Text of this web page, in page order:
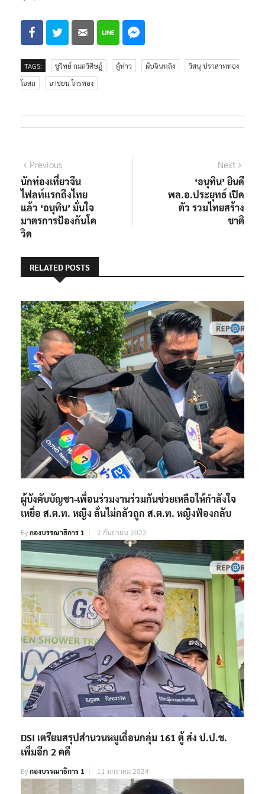
TAGS: ชูวิทย์ กมลวิศิษฎ์ ตู้ห่าว ผับจินหลิง
วิสนุ ปราสาททอง
โอสถ
อาชยน ไกรทอง
แนะแนว
เรื่อง
PreviousPrevious
post:
นักท่องเที่ยวจีน
ไฟลท์แรกถึงไทย
แล้ว ‘อนุทิน’ มั่นใจ
มาตรการป้องกันโค
วิด
Next
‘อนุทิน’ ยินดี
พล.อ.ประยุทธ์ เปิด
ตัว รวมไทยสร้าง
ชาติ
RELATED POSTS
ผู้บังคับบัญชา-เพื่อนร่วมงานร่วมกันช่วยเหลือให้กำลังใจ
เหยื่อ ส.ต.ท. หญิง ลั่นไม่กลัวถูก ส.ต.ท. หญิงฟ้องกลับ
Byกองบรรณาธิการ 1 2 กันยายน 2022
DSI เตรียมสรุปสำนวนหมูเถื่อนกลุ่ม 161 ตู้ ส่ง ป.ป.ช.
เพิ่มอีก 2 คดี
Byกองบรรณาธิการ 1 11 มกราคม 2024